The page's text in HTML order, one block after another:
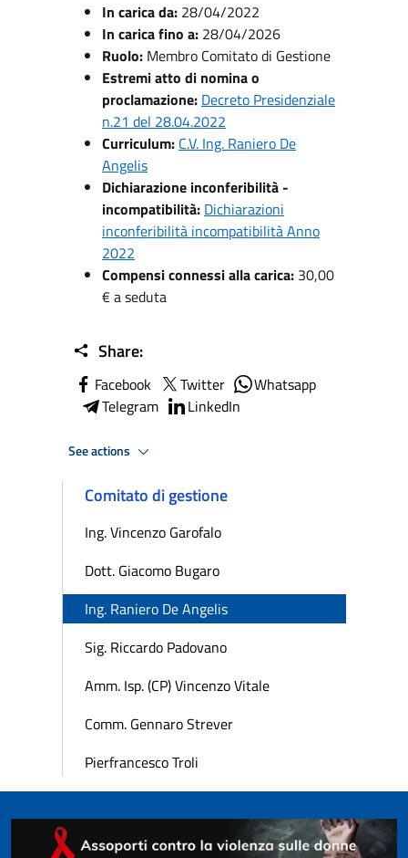
In carica da: 28/04/2022
In carica fino a: 28/04/2026
Ruolo: Membro Comitato di Gestione
Estremi atto di nomina o
proclamazione: Decreto Presidenziale
n.21 del 28.04.2022
Curriculum: C.V. Ing. Raniero De
Angelis
Dichiarazione inconferibilità -
incompatibilità: Dichiarazioni
inconferibilità incompatibilità Anno
2022
Compensi connessi alla carica: 30,00
€ a seduta
Share:
Facebook Twitter
Whatsapp
Telegram
LinkedIn
See actions
Comitato di gestione
Ing. Vincenzo Garofalo
Dott. Giacomo Bugaro
Ing. Raniero De Angelis
Sig. Riccardo Padovano
Amm. Isp. (CP) Vincenzo Vitale
Comm. Gennaro Strever
Pierfrancesco Troli